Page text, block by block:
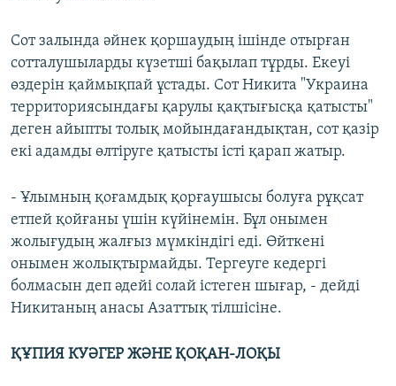
Сот залында әйнек қоршаудың ішінде отырған
сотталушыларды күзетші бақылап тұрды. Екеуі
өздерін қаймықпай ұстады. Сот Никита "Украина
территориясындағы қарулы қақтығысқа қатысты"
деген айыпты толық мойындағандықтан, сот қазір
екі адамды өлтіруге қатысты істі қарап жатыр.
- Ұлымның қоғамдық қорғаушысы болуға рұқсат
етпей қойғаны үшін күйінемін. Бұл онымен
жолығудың жалғыз мүмкіндігі еді. Өйткені
онымен жолықтырмайды. Тергеуге кедергі
болмасын деп әдейі солай істеген шығар, - дейді
Никитаның анасы Азаттық тілшісіне.
ҚҰПИЯ КУӘГЕР ЖӘНЕ ҚОҚАН-ЛОҚЫ